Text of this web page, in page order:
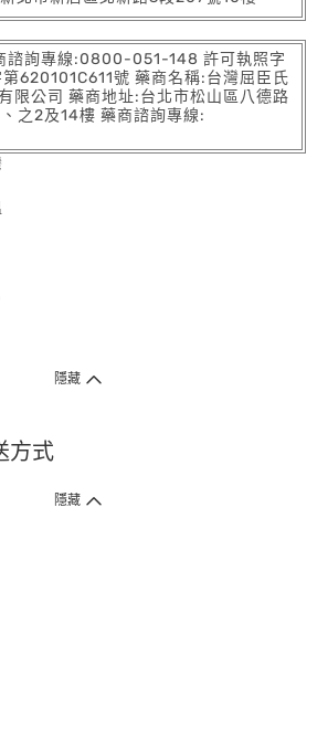
諮詢專線:0800-051-148 許可執照字
620101C611號 藥商名稱:台灣屈臣氏
限公司 藥商地址:台北市松山區八德路
之2及14樓 藥商諮詢專線:
隱藏
方式
隱藏